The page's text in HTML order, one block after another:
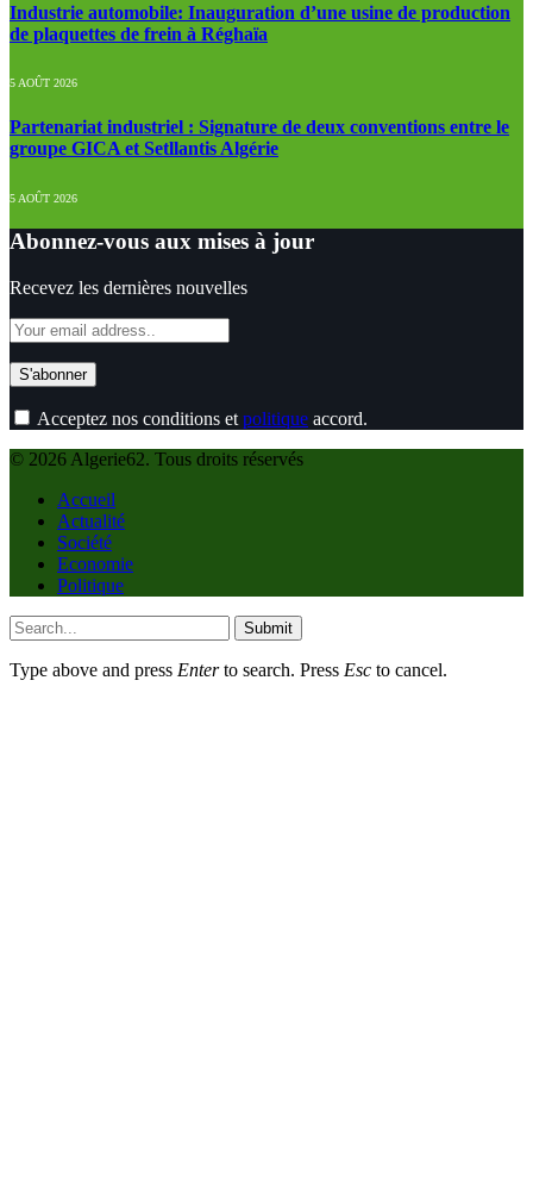
Industrie automobile: Inauguration d’une usine de production
de plaquettes de frein à Réghaïa
5 AOÛT 2026
Partenariat industriel : Signature de deux conventions entre le
groupe GICA et Setllantis Algérie
5 AOÛT 2026
Abonnez-vous aux mises à jour
Recevez les dernières nouvelles
Acceptez nos conditions et politique accord.
© 2026 Algerie62. Tous droits réservés
Accueil
Actualité
Société
Economie
Politique
Submit
Type above and press Enterto search. Press Esc to cancel.